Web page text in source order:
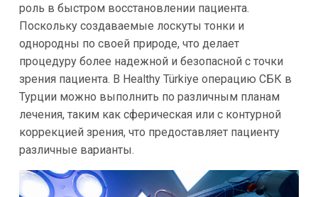
роль в быстром восстановлении пациента.
Поскольку создаваемые лоскуты тонки и
однородны по своей природе, что делает
процедуру более надежной и безопасной с точки
зрения пациента. В Healthy Türkiye операцию СБК в
Турции можно выполнить по различным планам
лечения, таким как сферическая или с контурной
коррекцией зрения, что предоставляет пациенту
различные варианты.